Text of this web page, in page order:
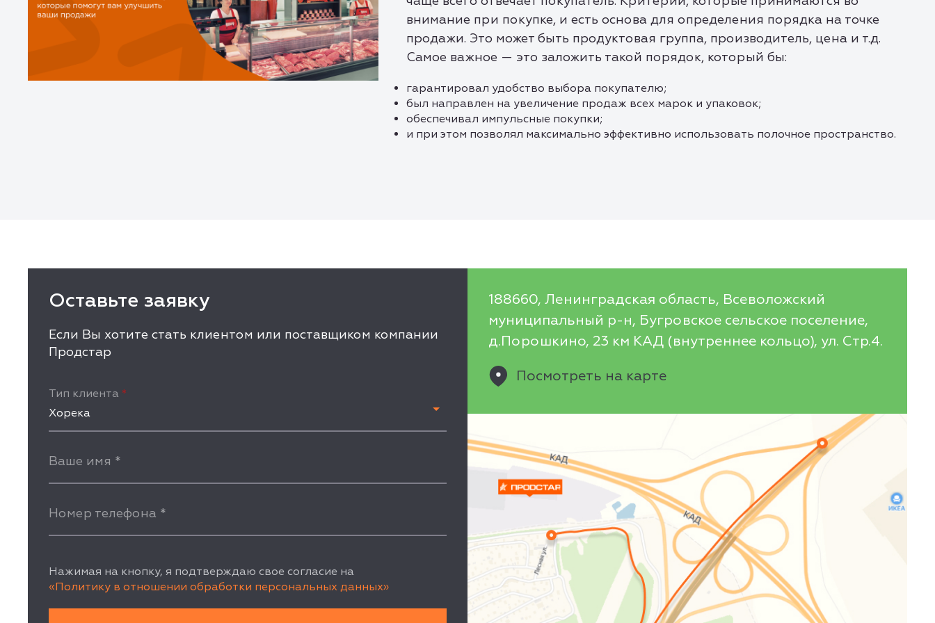
внимание при покупке, и есть основа для определения порядка на точке
продажи. Это может быть продуктовая группа, производитель, цена и т.д.
Самое важное — это заложить такой порядок, который бы:
гарантировал удобство выбора покупателю;
был направлен на увеличение продаж всех марок и упаковок;
обеспечивал импульсные покупки;
и при этом позволял максимально эффективно использовать полочное пространство.
Оставьте заявку
Если Вы хотите стать клиентом или поставщиком компании
Продстар
Тип клиента *
Хорека
Ваше имя *
Номер телефона *
Нажимая на кнопку, я подтверждаю свое согласие на
«Политику в отношении обработки персональных данных»
188660, Ленинградская область, Всеволожский
муниципальный р-н, Бугровское сельское поселение,
д.Порошкино, 23 км КАД (внутреннее кольцо), ул. Стр.4.
Посмотреть на карте